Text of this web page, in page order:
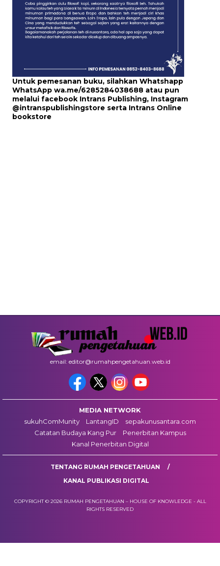
Untuk pemesanan buku, silahkan Whatshapp
WhatsApp wa.me/6285284038688 atau pun
melalui facebook Intrans Publishing, Instagram
@intranspublishingstore serta Intrans Online
bookstore
email: editor@rumahpengetahuan.web.id
MEDIA NETWORK
sukuhComMunity
LantangID
sepakunusantara.com
Catatan Budaya Kang Pur
Penerbitan Kampus
Kanal Penerbitan Digital
TENTANG RUMAH PENGETAHUAN
KANAL PUBLIKASI DIGITAL
COPYRIGHT © 2026 RUMAH PENGETAHUAN – HOUSE OF KNOWLEDGE - ALL
RIGHTS RESERVED